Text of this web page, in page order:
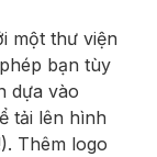
một thư viện
bạn tùy
dựa vào
tải lên hình
Thêm logo